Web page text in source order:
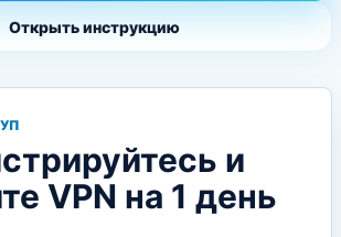
Открыть инструкцию
и
VPN на 1 день